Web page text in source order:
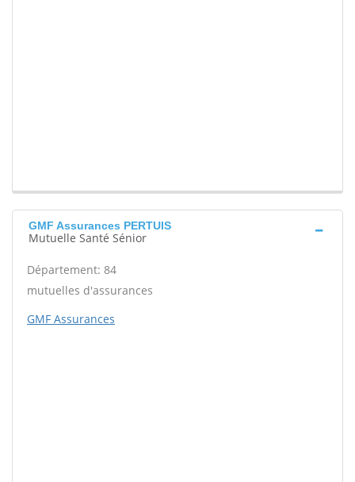
GMF Assurances PERTUIS
Mutuelle Santé Sénior
Département: 84
mutuelles d'assurances
GMF Assurances